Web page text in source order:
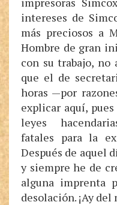
intereses de
más preciosos a
Hombre de gran
con su trabajo, no
que el de
horas —por
explicar aquí,
leyes
fatales para la
Después de aquel
y siempre he de
alguna imprenta
desolación. ¡Ay